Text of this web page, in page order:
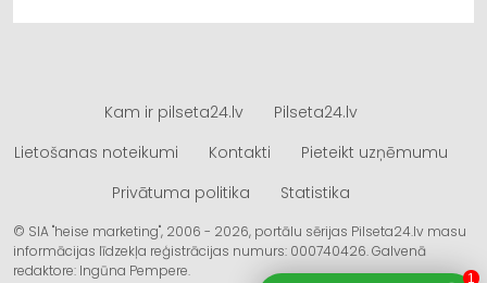
Kam ir pilseta24.lv
Pilseta24.lv
Lietošanas noteikumi
Kontakti
Pieteikt uzņēmumu
Privātuma politika
Statistika
© SIA "heise marketing", 2006 - 2026, portālu sērijas Pilseta24.lv masu
informācijas līdzekļa reģistrācijas numurs: 000740426. Galvenā
redaktore: Ingūna Pempere.
1